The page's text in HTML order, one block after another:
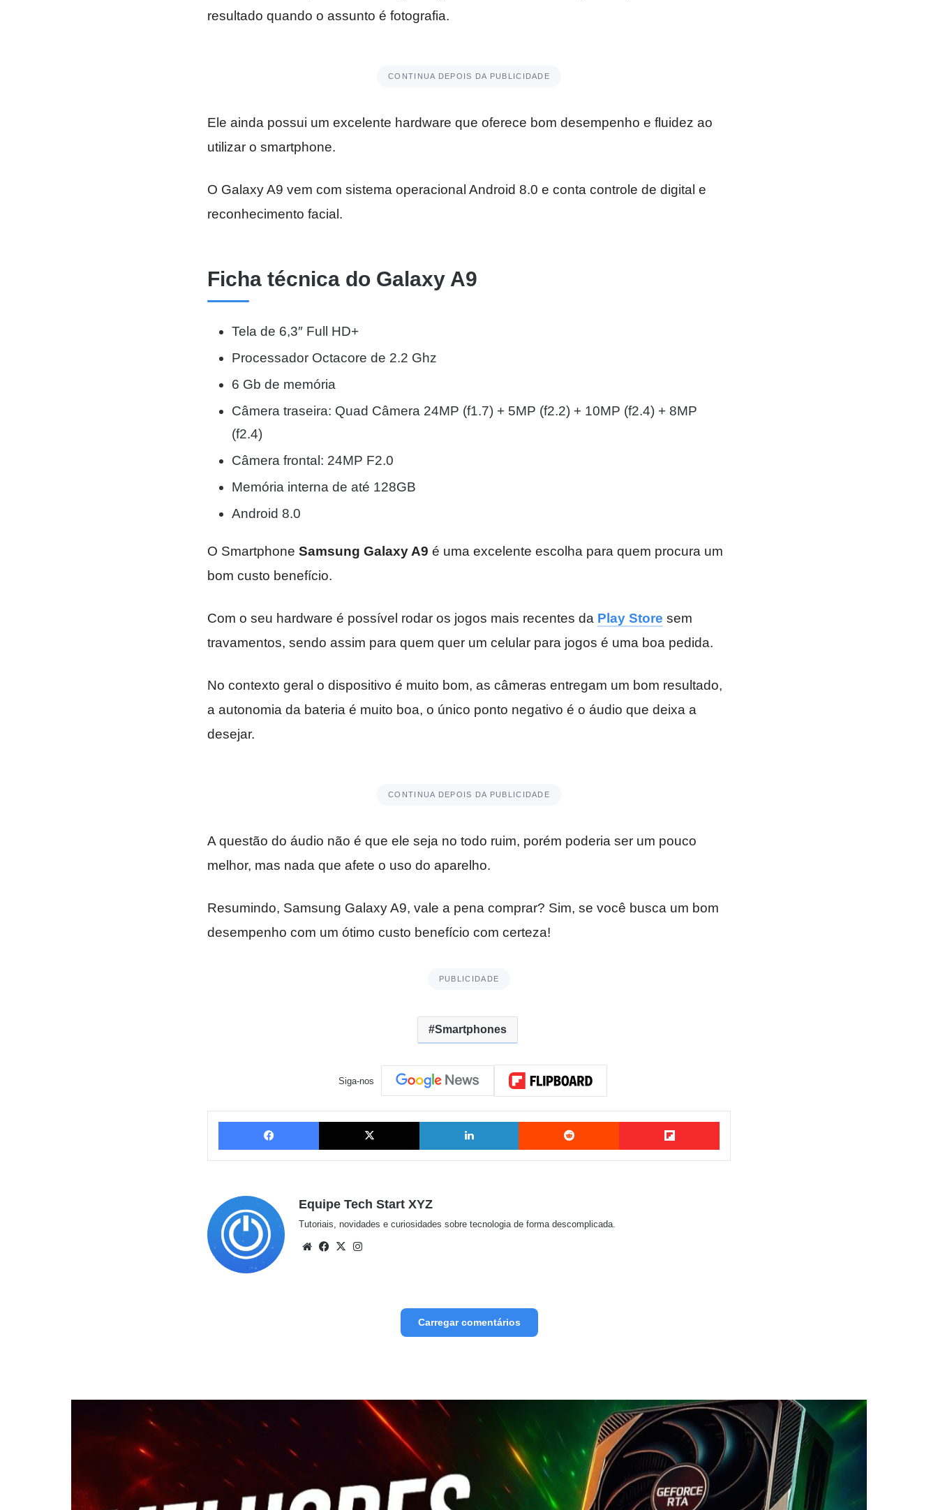
resultado quando o assunto é fotografia.
CONTINUA DEPOIS DA PUBLICIDADE
Ele ainda possui um excelente hardware que oferece bom desempenho e fluidez ao
utilizar o smartphone.
O Galaxy A9 vem com sistema operacional Android 8.0 e conta controle de digital e
reconhecimento facial.
Ficha técnica do Galaxy A9
Tela de 6,3″ Full HD+
Processador Octacore de 2.2 Ghz
6 Gb de memória
Câmera traseira: Quad Câmera 24MP (f1.7) + 5MP (f2.2) + 10MP (f2.4) + 8MP
(f2.4)
Câmera frontal: 24MP F2.0
Memória interna de até 128GB
Android 8.0
O Smartphone Samsung Galaxy A9 é uma excelente escolha para quem procura um
bom custo benefício.
Com o seu hardware é possível rodar os jogos mais recentes da Play Store sem
travamentos, sendo assim para quem quer um celular para jogos é uma boa pedida.
No contexto geral o dispositivo é muito bom, as câmeras entregam um bom resultado,
a autonomia da bateria é muito boa, o único ponto negativo é o áudio que deixa a
desejar.
CONTINUA DEPOIS DA PUBLICIDADE
A questão do áudio não é que ele seja no todo ruim, porém poderia ser um pouco
melhor, mas nada que afete o uso do aparelho.
Resumindo, Samsung Galaxy A9, vale a pena comprar? Sim, se você busca um bom
desempenho com um ótimo custo benefício com certeza!
PUBLICIDADE
Smartphones
Siga-nos
Facebook X Linkedin Reddit Flipboard
Equipe Tech Start XYZ
Tutoriais, novidades e curiosidades sobre tecnologia de forma descomplicada.
WebsiteFacebook
X
Carregar comentários